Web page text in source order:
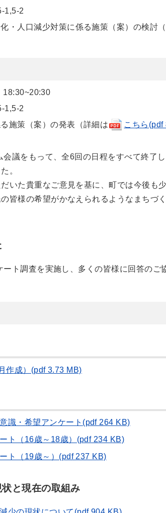
1,5-2
・人口減少対策に係る施策（案）の検討
18:30~20:30
1,5-2
施策（案）の発表（詳細は
こちら(pdf
議をもって、全6回の日程をすべて終了
。
いた貴重なご意見を基に、町では今後も
皆様の希望がかなえられるようなまちづ
ト調査を実施し、多くの皆様に回答のご
作成）(pdf 3.73 MB)
識・希望アンケート(pdf 264 KB)
ト（16歳～18歳）(pdf 234 KB)
ト（19歳～）(pdf 237 KB)
と現在の取組み